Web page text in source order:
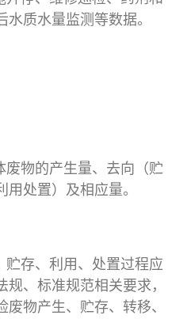
质水量监测等数据。
废物的产生量、去向（贮
处置）及相应量。
贮存、利用、处置过程应
、标准规范相关要求，
物产生、贮存、转移、